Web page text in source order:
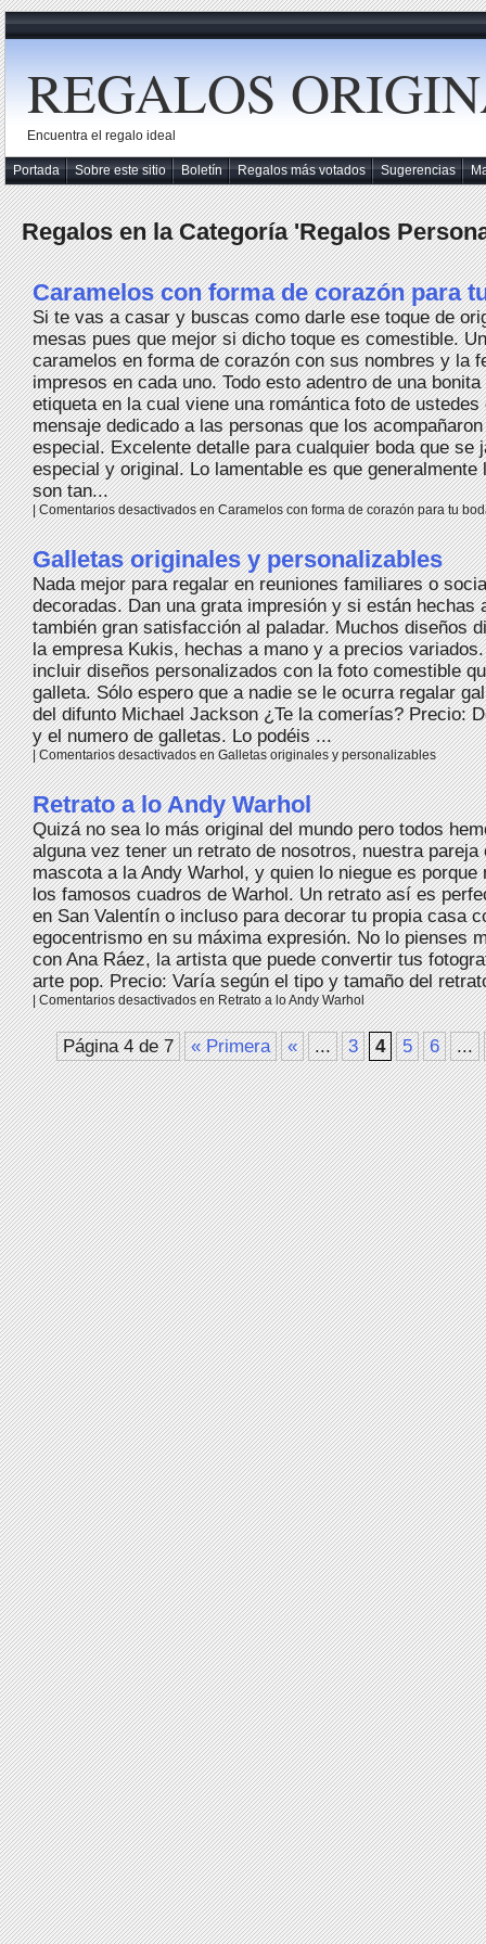
REGALOS
Encuentra el regalo ideal
Portada Sobre este sitio Boletín Regalos más votados Sugerencias
Regalos en la Categoría 'Regalos
Caramelos con forma de corazón para
Si te vas a casar y buscas como darle ese toque de
mesas pues que mejor si dicho toque es comestible.
caramelos en forma de corazón con sus nombres y la
impresos en cada uno. Todo esto adentro de una
etiqueta en la cual viene una romántica foto de ustedes
mensaje dedicado a las personas que los
especial. Excelente detalle para cualquier boda que se
especial y original. Lo lamentable es que generalmente
son tan...
|Comentarios desactivadosen Caramelos con forma de corazón para tu
Galletas originales y personalizables
Nada mejor para regalar en reuniones familiares o
decoradas. Dan una grata impresión y si están hechas
también gran satisfacción al paladar. Muchos diseños
la empresa Kukis, hechas a mano y a precios
incluir diseños personalizados con la foto comestible
galleta. Sólo espero que a nadie se le ocurra regalar
del difunto Michael Jackson ¿Te la comerías? Precio:
y el numero de galletas. Lo podéis ...
|Comentarios desactivadosen Galletas originales y personalizables
Retrato a lo Andy Warhol
Quizá no sea lo más original del mundo pero todos
alguna vez tener un retrato de nosotros, nuestra pareja
mascota a la Andy Warhol, y quien lo niegue es porque
los famosos cuadros de Warhol. Un retrato así es
en San Valentín o incluso para decorar tu propia casa
egocentrismo en su máxima expresión. No lo pienses
con Ana Ráez, la artista que puede convertir tus
arte pop. Precio: Varía según el tipo y tamaño del
|Comentarios desactivadosen Retrato a lo Andy Warhol
Página 4 de 7 « Primera « ... 3 4 5 6 ...